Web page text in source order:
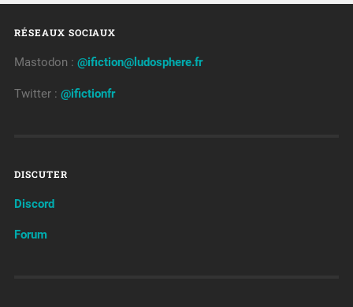
RÉSEAUX SOCIAUX
Mastodon : @ifiction@ludosphere.fr
Twitter : @ifictionfr
DISCUTER
Discord
Forum